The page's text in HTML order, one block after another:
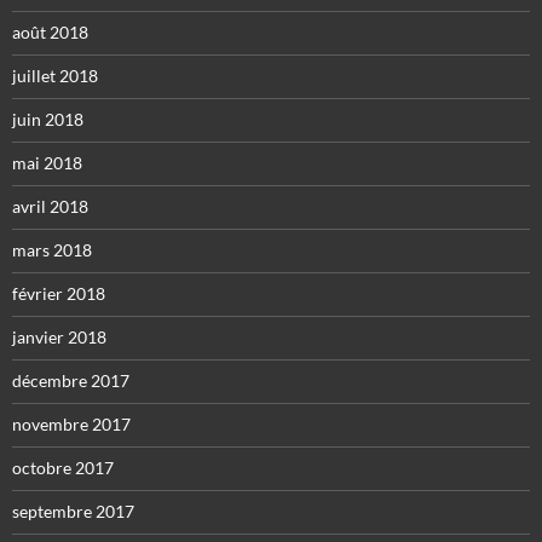
août 2018
juillet 2018
juin 2018
mai 2018
avril 2018
mars 2018
février 2018
janvier 2018
décembre 2017
novembre 2017
octobre 2017
septembre 2017